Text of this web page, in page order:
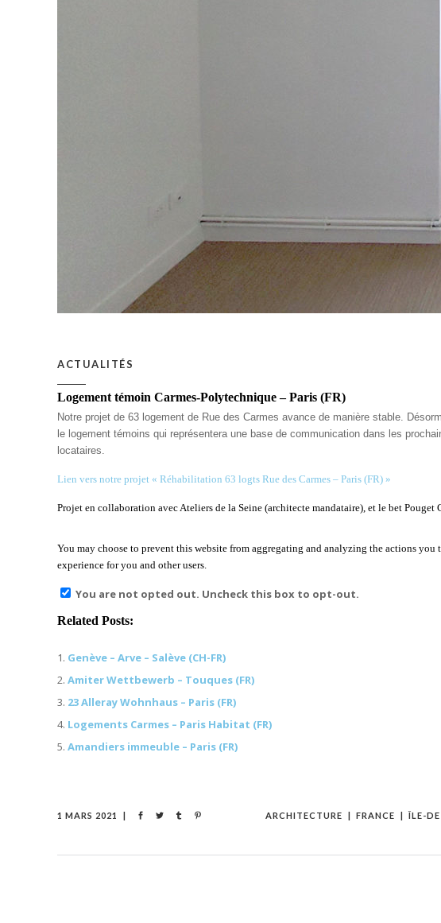
ACTUALITÉS
Logement témoin Carmes-Polytechnique – Paris (FR)
Notre projet de 63 logement de Rue des Carmes avance de manière stable.
le logement témoins qui représentera une base de communication dans les
locataires.
Lien vers notre projet « Réhabilitation 63 logts Rue des Carmes – Paris (FR) »
Projet en collaboration avec Ateliers de la Seine (architecte mandataire), et le bet Pouget
You may choose to prevent this website from aggregating and analyzing the actions
experience for you and other users.
You are not opted out. Uncheck this box to opt-out.
Related Posts:
Genève – Arve – Salève (CH-FR)
Amiter Wettbewerb – Touques (FR)
23 Alleray Wohnhaus – Paris (FR)
Logements Carmes – Paris Habitat (FR)
Amandiers immeuble – Paris (FR)
1 MARS 2021 ARCHITECTURE FRANCE ÎLE-